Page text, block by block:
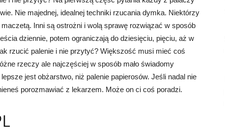
Nie majednej, idealnej techniki rzucania dymka. Niektórzy
Inni są ostrożni i wolą sprawę rozwiązać w sposób
dziennie, potem ograniczają do dziesięciu, pięciu, aż w
rzucić palenie i nie przytyć? Większość musi mieć coś
rzeczy ale najczęściej w sposób mało świadomy
jest obżarstwo, niż palenie papierosów. Jeśli nadal nie
porozmawiać z lekarzem. Może on ci coś poradzi.